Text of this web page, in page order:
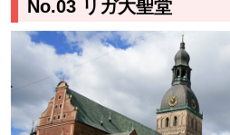
No.03 リガ大聖堂